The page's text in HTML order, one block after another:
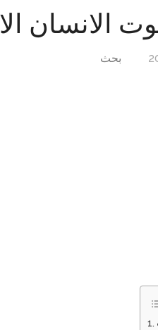
الانسان
بحث